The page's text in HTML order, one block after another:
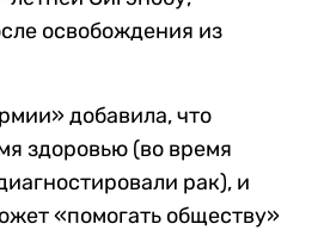
освобождения из
добавила, что
здоровью (во время
рак), и
«помогать обществу»